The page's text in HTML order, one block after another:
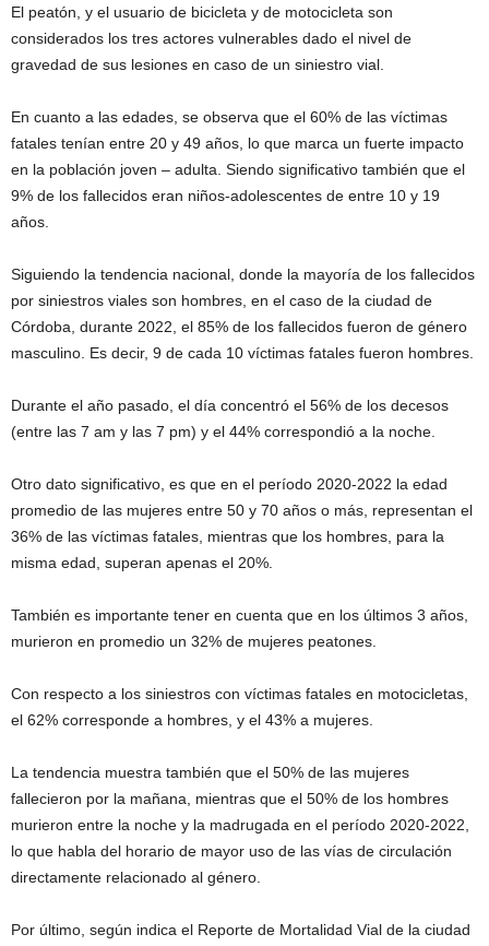
El peatón, y el usuario de bicicleta y de motocicleta son
considerados los tres actores vulnerables dado el nivel de
gravedad de sus lesiones en caso de un siniestro vial.
En cuanto a las edades, se observa que el 60% de las víctimas
fatales tenían entre 20 y 49 años, lo que marca un fuerte impacto
en la población joven – adulta. Siendo significativo también que el
9% de los fallecidos eran niños-adolescentes de entre 10 y 19
años.
Siguiendo la tendencia nacional, donde la mayoría de los fallecidos
por siniestros viales son hombres, en el caso de la ciudad de
Córdoba, durante 2022, el 85% de los fallecidos fueron de género
masculino. Es decir, 9 de cada 10 víctimas fatales fueron hombres.
Durante el año pasado, el día concentró el 56% de los decesos
(entre las 7 am y las 7 pm) y el 44% correspondió a la noche.
Otro dato significativo, es que en el período 2020-2022 la edad
promedio de las mujeres entre 50 y 70 años o más, representan el
36% de las víctimas fatales, mientras que los hombres, para la
misma edad, superan apenas el 20%.
También es importante tener en cuenta que en los últimos 3 años,
murieron en promedio un 32% de mujeres peatones.
Con respecto a los siniestros con víctimas fatales en motocicletas,
el 62% corresponde a hombres, y el 43% a mujeres.
La tendencia muestra también que el 50% de las mujeres
fallecieron por la mañana, mientras que el 50% de los hombres
murieron entre la noche y la madrugada en el período 2020-2022,
lo que habla del horario de mayor uso de las vías de circulación
directamente relacionado al género.
Por último, según indica el Reporte de Mortalidad Vial de la ciudad